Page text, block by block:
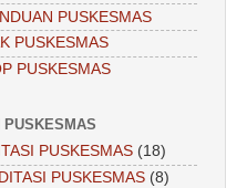
PUSKESMAS
PUSKESMAS
PUSKESMAS
PUSKESMAS
PUSKESMAS (18)
PUSKESMAS (8)